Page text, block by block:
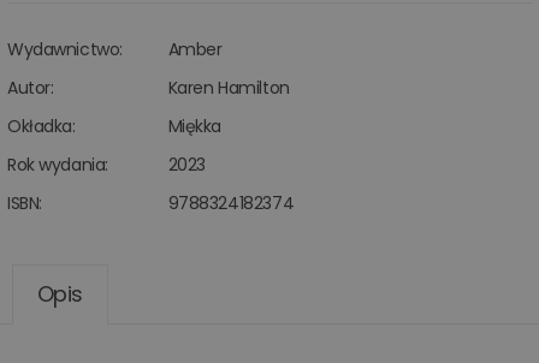
Wydawnictwo:
Amber
Autor:
Karen Hamilton
Okładka:
Miękka
Rok wydania:
2023
ISBN:
9788324182374
Opis